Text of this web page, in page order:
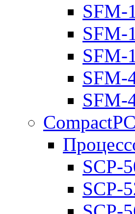
SFM-
SFM-
SFM-
SFM-
SFM-
SCP-
SCP-